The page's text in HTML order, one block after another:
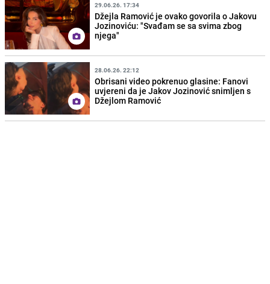
29.06.26. 17:34
Džejla Ramović je ovako govorila o Jakovu
Jozinoviću: "Svađam se sa svima zbog
njega"
28.06.26. 22:12
Obrisani video pokrenuo glasine: Fanovi
uvjereni da je Jakov Jozinović snimljen s
Džejlom Ramović